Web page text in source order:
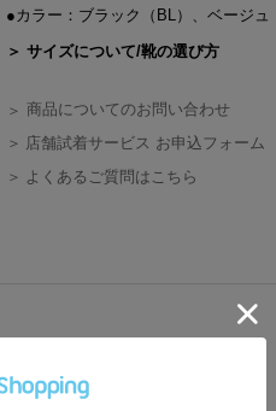
●カラー：ブラック（BL）、ベージ
＞ サイズについて/靴の選び方
商品についてのお問い合わせ
店舗試着サービス お申込フォーム
よくあるご質問はこちら